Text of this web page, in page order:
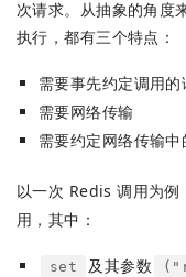
次请求。从抽象的角度
执行，都有三个特点：
需要事先约定调用
需要网络传输
需要约定网络传输
以一次 Redis 调用为例
用，其中：
set 及其参数